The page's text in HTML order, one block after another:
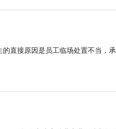
直接原因是员工临场处置不当，